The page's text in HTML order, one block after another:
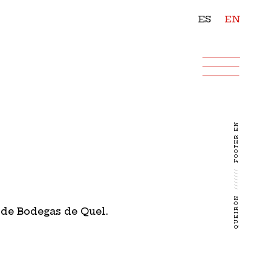
ES EN
QUEIRÓN
///////
FOOTER EN
Bodegas de Quel.